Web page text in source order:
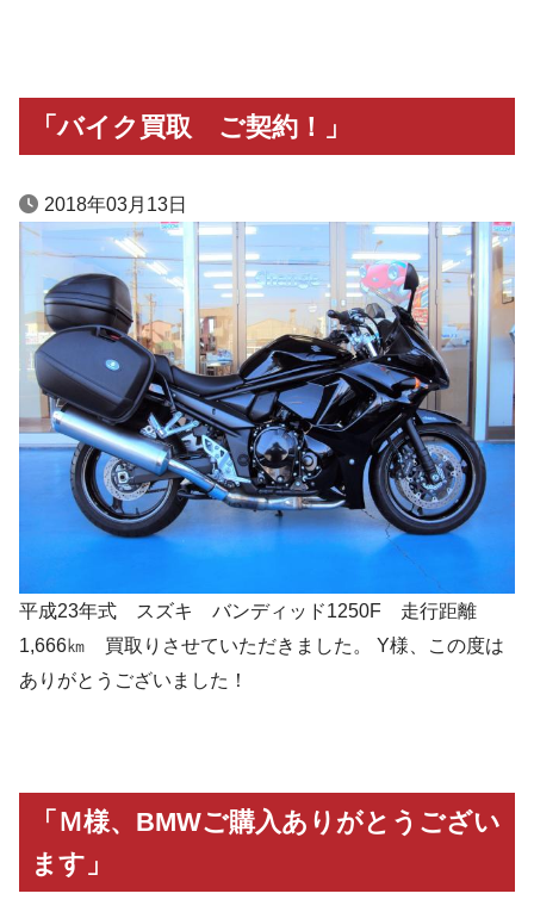
「バイク買取 ご契約！」
2018年03月13日
平成23年式 スズキ バンディッド1250F 走行距離
1,666㎞ 買取りさせていただきました。 Y様、この度は
ありがとうございました！
「Ｍ様、BMWご購入ありがとうござい
ます」